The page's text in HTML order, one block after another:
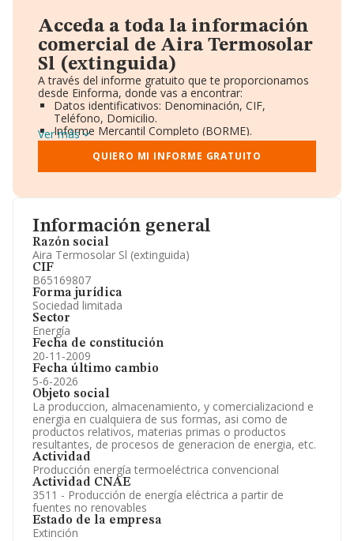
Información general
Razón social
Aira Termosolar Sl (extinguida)
CIF
B65169807
Forma jurídica
Sociedad limitada
Sector
Energía
Fecha de constitución
20-11-2009
Fecha último cambio
5-6-2026
Objeto social
La produccion, almacenamiento, y comercializaciond e
energia en cualquiera de sus formas, asi como de
productos relativos, materias primas o productos
resultantes, de procesos de generacion de energia, etc.
Actividad
Producción energía termoeléctrica convencional
Actividad CNAE
3511 - Producción de energía eléctrica a partir de
fuentes no renovables
Estado de la empresa
Extinción
Acceda a toda la información
comercial de Aira Termosolar
Sl (extinguida)
A través del informe gratuito que te proporcionamos
desde Einforma, donde vas a encontrar:
Datos identificativos: Denominación, CIF,
Teléfono, Domicilio.
Informe Mercantil Completo (BORME).
Gráficos de Evolución Ventas y Empleados.
Consejo de Administración y Administradores.
Directivos y Ejecutivos.
Información oficial y registral complementaria.
Ver más
QUIERO MI INFORME GRATUITO